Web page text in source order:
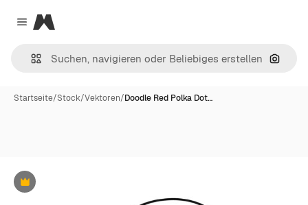
Close menu
Magnific
Nach
Startseite/Stock/Vektoren/Doodle Red Polka Dot…
Premium